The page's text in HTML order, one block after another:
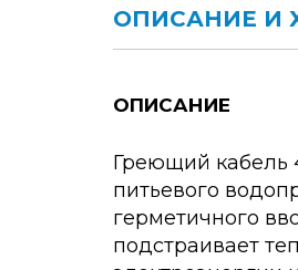
ОПИСАНИЕ И
ОПИСАНИЕ
Греющий кабель
питьевого
герметичного
подстраивает